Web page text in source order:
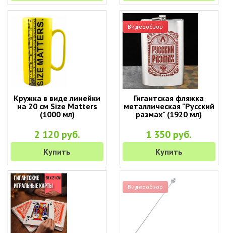
Кружка в виде линейки
на 20 см Size Matters
(1000 мл)
2 120 руб.
Купить
Видеообзор
Гигантская фляжка
металлическая "Русский
размах" (1920 мл)
1 350 руб.
Купить
Видеообзор